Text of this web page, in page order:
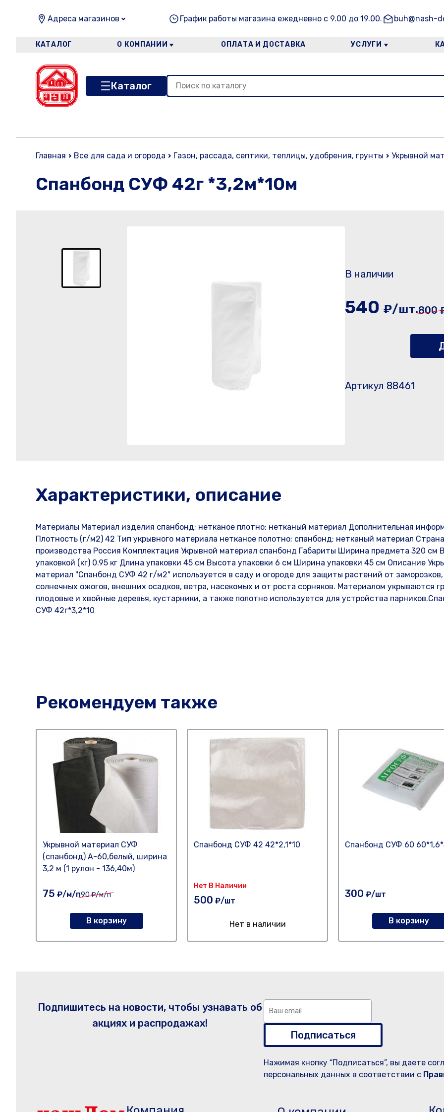
Адреса магазинов График работы магазина ежедневно с 9.00 до 19.00. buh@nash-
КАТАЛОГ О КОМПАНИИ ОПЛАТА И ДОСТАВКА УСЛУГИ
Каталог
Главная Все для сада и огорода Газон, рассада, септики, теплицы, удобрения, грунты Укрывной
Спанбонд СУФ 42г *3,2м*10м
В наличии
540 ₽/шт.800
Артикул 88461
Характеристики, описание
Материалы Материал изделия спанбонд; нетканое плотно; нетканый материал Дополнительная
Плотность (г/м2) 42 Тип укрывного материала нетканое полотно; спанбонд; нетканый материал Страна
производства Россия Комплектация Укрывной материал спанбонд Габариты Ширина предмета 320 см
упаковкой (кг) 0.95 кг Длина упаковки 45 см Высота упаковки 6 см Ширина упаковки 45 см Описание
материал "Спанбонд СУФ 42 г/м2" используется в саду и огороде для защиты растений от заморозков,
солнечных ожогов, внешних осадков, ветра, насекомых и от роста сорняков. Материалом укрываются
плодовые и хвойные деревья, кустарники, а также полотно используется для устройства
СУФ 42г*3,2*10
Рекомендуем также
Укрывной материал СУФ
(спанбонд) А-60,белый, ширина
3,2 м (1 рулон - 136,40м)
75 ₽/м/п90₽/м/п
В корзину
Спанбонд СУФ 42 42*2,1*10
Нет В Наличии
500 ₽/шт
Нет в наличии
Спанбонд СУФ 60
300 ₽/шт
В корзину
Подпишитесь на новости, чтобы узнавать об
акциях и распродажах!
Подписаться
Нажимая кнопку “Подписаться”, вы даете
персональных данных в соответствии с